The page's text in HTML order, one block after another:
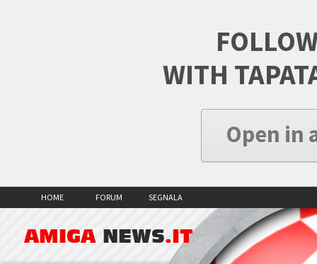
WITH
Open in
HOME FORUM SEGNALA
AMIGA NEWS.IT